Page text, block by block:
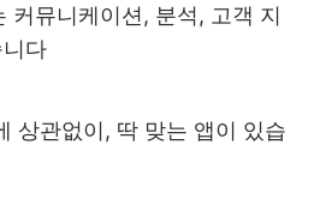
커뮤니케이션, 분석, 고객 지
다
상관없이, 딱 맞는 앱이 있습